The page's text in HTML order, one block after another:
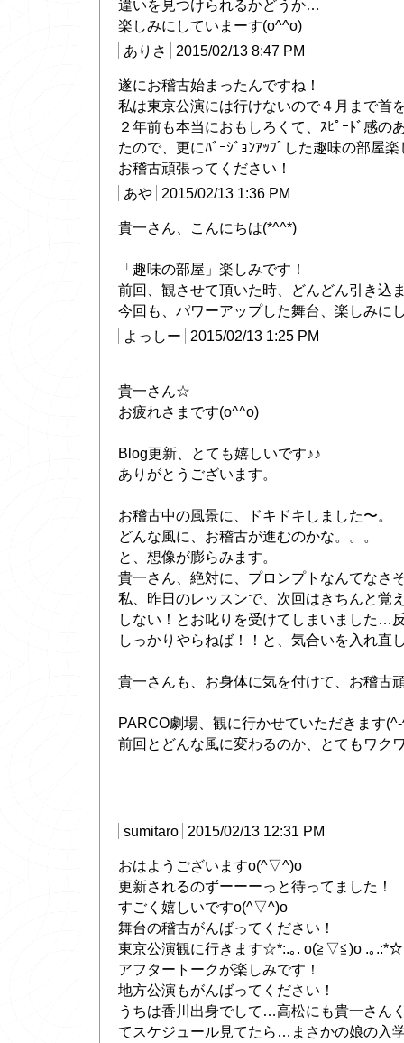
違いを見つけられるかどうか…
楽しみにしていまーす(o^^o)
ありさ
2015/02/13 8:47 PM
遂にお稽古始まったんですね！
私は東京公演には行けないので４月まで首
２年前も本当におもしろくて、ｽﾋﾟｰﾄﾞ感の
たので、更にﾊﾞｰｼﾞｮﾝｱｯﾌﾟした趣味の部屋
お稽古頑張ってください！
あや
2015/02/13 1:36 PM
貴一さん、こんにちは(*^^*)
「趣味の部屋」楽しみです！
前回、観させて頂いた時、どんどん引き込
今回も、パワーアップした舞台、楽しみに
よっしー
2015/02/13 1:25 PM
貴一さん☆
お疲れさまです(o^^o)
Blog更新、とても嬉しいです♪♪
ありがとうございます。
お稽古中の風景に、ドキドキしました〜。
どんな風に、お稽古が進むのかな。。。
と、想像が膨らみます。
貴一さん、絶対に、プロンプトなんてなさ
私、昨日のレッスンで、次回はきちんと覚
しない！とお叱りを受けてしまいました…
しっかりやらねば！！と、気合いを入れ直
貴一さんも、お身体に気を付けて、お稽
PARCO劇場、観に行かせていただきます
前回とどんな風に変わるのか、とてもワク
sumitaro 2015/02/13 12:31 PM
おはようございますo(^▽^)o
更新されるのずーーーっと待ってました！
すごく嬉しいですo(^▽^)o
舞台の稽古がんばってください！
東京公演観に行きます☆*:.｡. o(≧▽≦)o .｡.:*☆
アフタートークが楽しみです！
地方公演もがんばってください！
うちは香川出身でして…高松にも貴一さん
てスケジュール見てたら…まさかの娘の入